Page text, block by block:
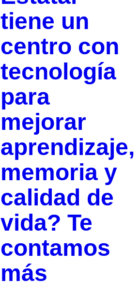
tiene un
centro con
tecnología
para
mejorar
aprendizaje,
memoria y
calidad de
vida? Te
contamos
más